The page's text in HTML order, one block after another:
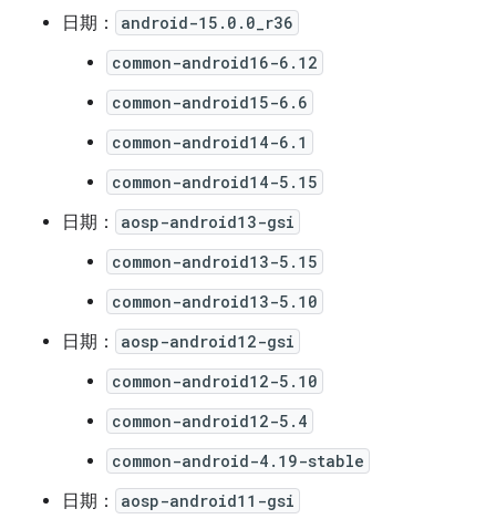
日期：
android-15.0.0_r36
common-android16-6.12
common-android15-6.6
common-android14-6.1
common-android14-5.15
日期：
aosp-android13-gsi
common-android13-5.15
common-android13-5.10
日期：
aosp-android12-gsi
common-android12-5.10
common-android12-5.4
common-android-4.19-stable
日期：
aosp-android11-gsi